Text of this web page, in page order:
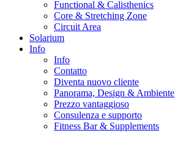
Functional & Calisthenics
Core & Stretching Zone
Circuit Area
Solarium
Info
Info
Contatto
Diventa nuovo cliente
Panorama, Design & Ambiente
Prezzo vantaggioso
Consulenza e supporto
Fitness Bar & Supplements